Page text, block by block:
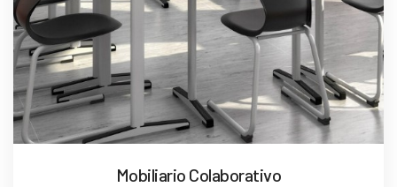
Mobiliario Colaborativo